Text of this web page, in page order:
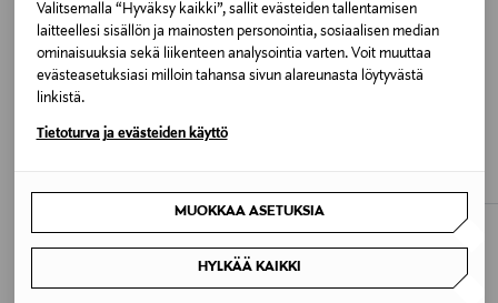
Valitsemalla “Hyväksy kaikki”, sallit evästeiden tallentamisen
laitteellesi sisällön ja mainosten personointia, sosiaalisen median
ominaisuuksia sekä liikenteen analysointia varten. Voit muuttaa
evästeasetuksiasi milloin tahansa sivun alareunasta löytyvästä
linkistä.
Tietoturva ja evästeiden käyttö
MUOKKAA ASETUKSIA
HYLKÄÄ KAIKKI
Valmistusmaa
Vietnam
Valmistajan tuotenumero
Triumph International Oy
TRIUMPH